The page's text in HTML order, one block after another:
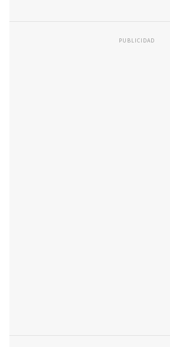
PUBLICIDAD